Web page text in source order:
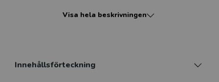
betydelseskapande och sociala processer. Dess
Visa hela beskrivningen
Innehållsförteckning